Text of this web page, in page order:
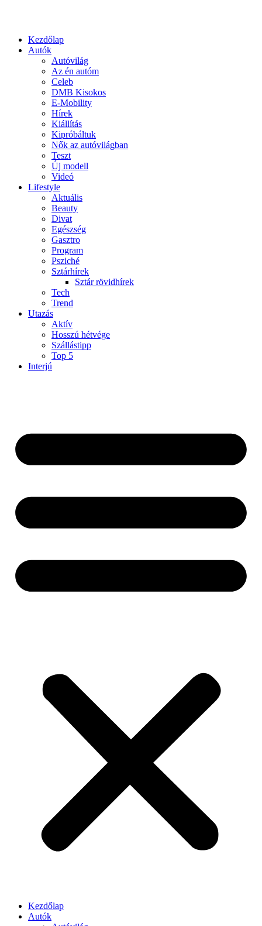
Kezdőlap
Autók
Autóvilág
Az én autóm
Celeb
DMB Kisokos
E-Mobility
Hírek
Kiállítás
Kipróbáltuk
Nők az autóvilágban
Teszt
Új modell
Videó
Lifestyle
Aktuális
Beauty
Divat
Egészség
Gasztro
Program
Psziché
Sztárhírek
Sztár rövidhírek
Tech
Trend
Utazás
Aktív
Hosszú hétvége
Szállástipp
Top 5
Interjú
Kezdőlap
Autók